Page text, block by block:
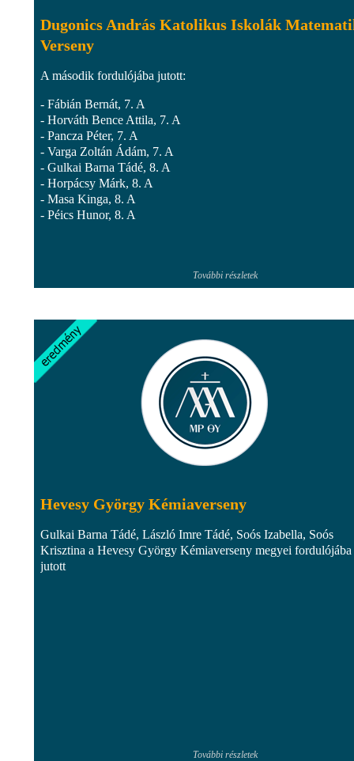
Dugonics András Katolikus Iskolák
Verseny
A második fordulójába jutott:
- Fábián Bernát, 7. A
- Horváth Bence Attila, 7. A
- Pancza Péter, 7. A
- Varga Zoltán Ádám, 7. A
- Gulkai Barna Tádé, 8. A
- Horpácsy Márk, 8. A
- Masa Kinga, 8. A
- Péics Hunor, 8. A
További részletek
Hevesy György Kémiaverseny
Gulkai Barna Tádé, László Imre Tádé, Soós Izabella, Soós
Krisztina a Hevesy György Kémiaverseny megyei fordulójába
jutott
További részletek